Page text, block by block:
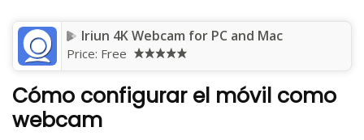
Iriun 4K Webcam for PC and Mac
Price: Free
Cómo configurar el móvil como
webcam